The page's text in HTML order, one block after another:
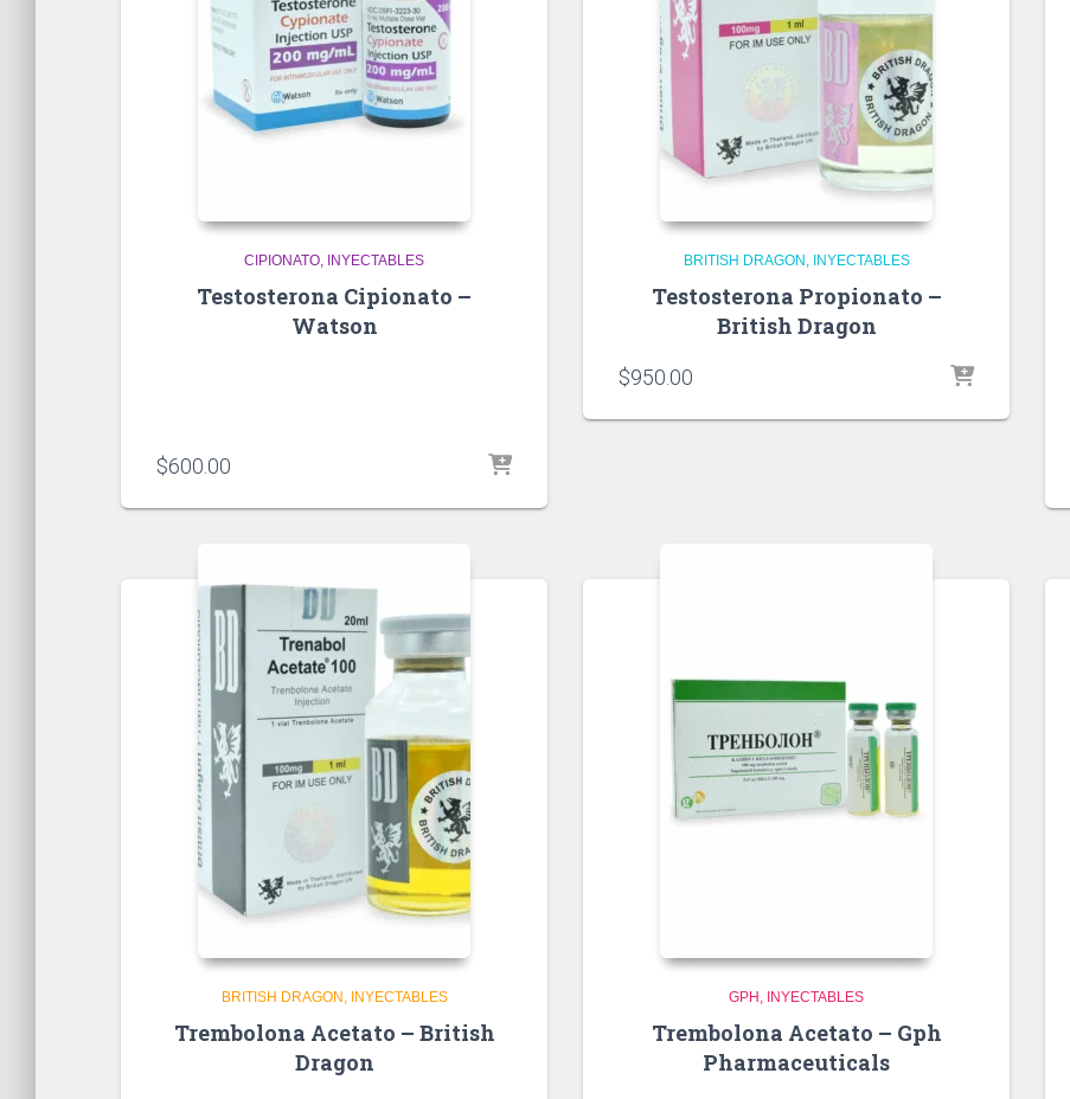
CIPIONATO INYECTABLES
Testosterona Cipionato –
Watson
$600.00
BRITISH DRAGON INYECTABLES
Testosterona Propionato –
British Dragon
$950.00
BRITISH DRAGON INYECTABLES
Trembolona Acetato – British
Dragon
GPH INYECTABLES
Trembolona Acetato – Gph
Pharmaceuticals